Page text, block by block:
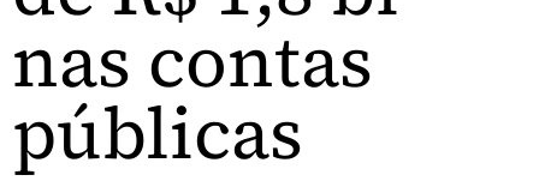
nas contas
públicas